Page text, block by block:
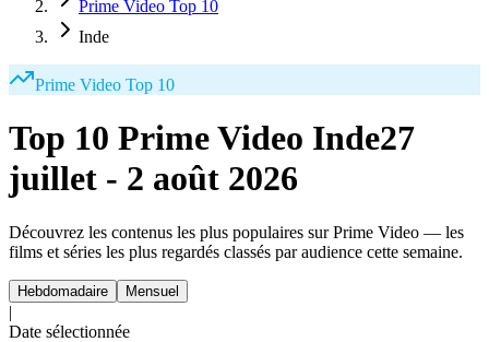
Prime Video Top 10
Inde
Prime Video Top 10
Top 10 Prime Video Inde27
juillet - 2 août 2026
Découvrez les contenus les plus populaires sur Prime Video — les
films et séries les plus regardés classés par audience cette semaine.
Hebdomadaire Mensuel
|
Date sélectionnée